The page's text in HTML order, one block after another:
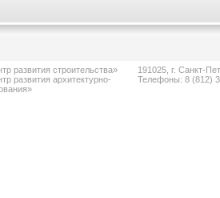
развития строительства»
развития архитектурно-
191025, г. Санкт-
Телефоны: 8 (812)